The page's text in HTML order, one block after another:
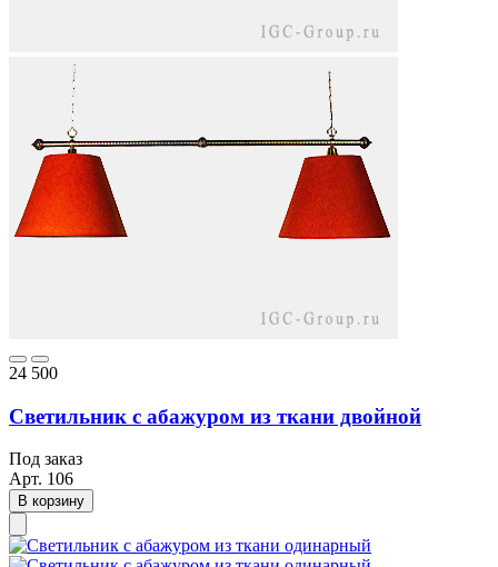
24 500
Светильник с абажуром из ткани двойной
Под заказ
Арт. 106
В корзину